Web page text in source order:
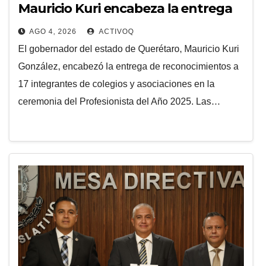
Mauricio Kuri encabeza la entrega
del Profesionista del Año 2025
AGO 4, 2026 ACTIVOQ
El gobernador del estado de Querétaro, Mauricio Kuri
González, encabezó la entrega de reconocimientos a
17 integrantes de colegios y asociaciones en la
ceremonia del Profesionista del Año 2025. Las…